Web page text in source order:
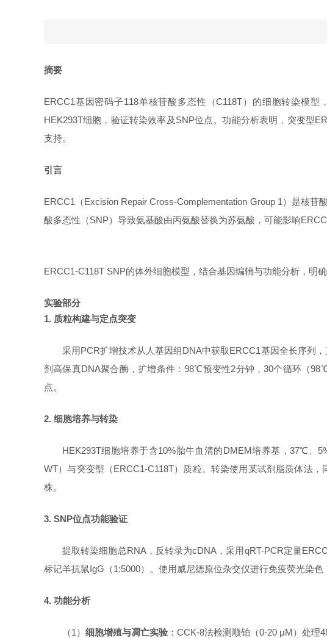
摘要
ERCC1基因密码子118单核苷酸多态性（C118T）的细胞转染模
HEK293T细胞，验证转染效率及SNP位点。功能分析表明，突变型
支持。
引言
ERCC1（Excision Repair Cross-Complementation Group 1）是核
酸多态性（SNP）导致氨基酸由丙氨酸替换为苏氨酸，可能影响
ERCC1-C118T SNP的体外细胞模型，结合基因编辑与功能分析，明
实验部分
1. 质粒构建与定点突变
采用PCR扩增技术从人基因组DNA中获取ERCC1基因全长序列
剂高保真DNA聚合酶，扩增条件：98℃预变性2分钟，30个循环（
点。
2. 细胞培养与转染
HEK293T细胞培养于含10%胎牛血清的DMEM培养基，37℃、
WT）与突变型（ERCC1-C118T）质粒。转染使用某试剂脂质体法
株。
3. SNP位点功能验证
提取转染细胞总RNA，反转录为cDNA，采用qRT-PCR定量
标记羊抗鼠IgG（1:5000）。使用威尼德原位杂交仪进行免疫荧光染色
4. 功能分析
（1） 细胞增殖与凋亡实验： CCK-8法检测顺铂（0-20 μM）处理